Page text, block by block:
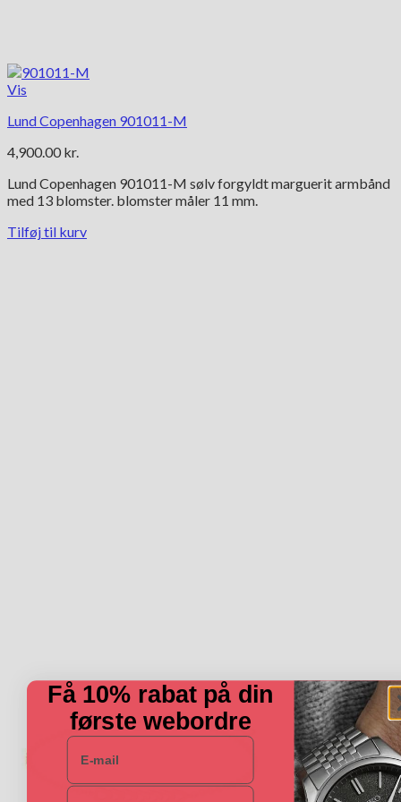
Vis
Lund Copenhagen 901011-M
4,900.00 kr.
Lund Copenhagen 901011-M sølv forgyldt marguerit armbånd
med 13 blomster. blomster måler 11 mm.
Tilføj til kurv
Få 10% rabat på din
første webordre
E-mail
Navn